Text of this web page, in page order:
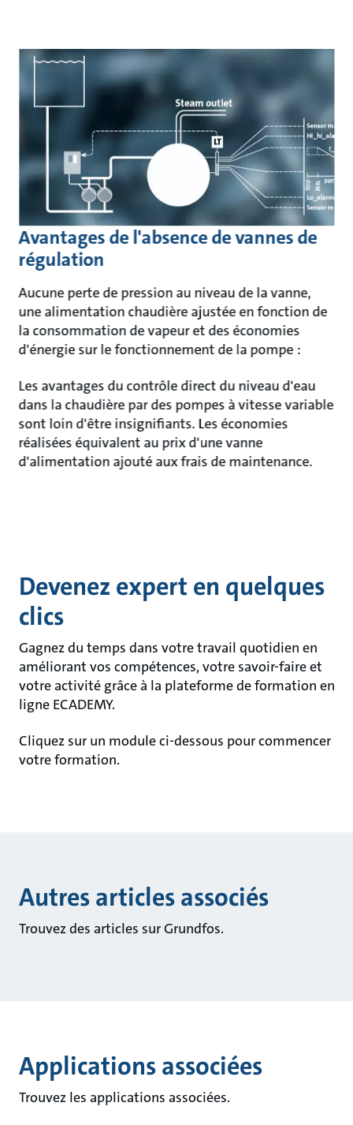
Avantages de l'absence de vannes de
régulation
Aucune perte de pression au niveau de la vanne,
une alimentation chaudière ajustée en fonction de
la consommation de vapeur et des économies
d'énergie sur le fonctionnement de la pompe :
Les avantages du contrôle direct du niveau d'eau
dans la chaudière par des pompes à vitesse variable
sont loin d'être insignifiants. Les économies
réalisées équivalent au prix d'une vanne
d'alimentation ajouté aux frais de maintenance.
Devenez expert en quelques
clics
Gagnez du temps dans votre travail quotidien en
améliorant vos compétences, votre savoir-faire et
votre activité grâce à la plateforme de formation en
ligne ECADEMY.
Cliquez sur un module ci-dessous pour commencer
votre formation.
Autres articles associés
Trouvez des articles sur Grundfos.
Applications associées
Trouvez les applications associées.